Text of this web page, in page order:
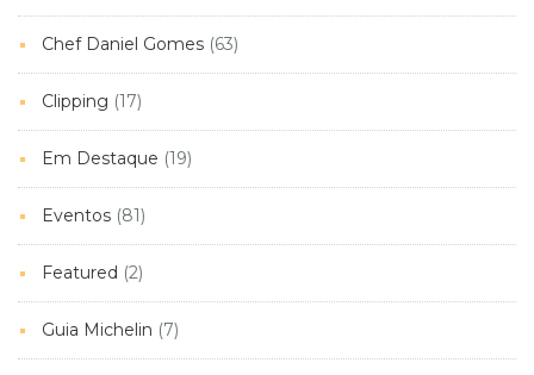
Chef Daniel Gomes (63)
Clipping (17)
Em Destaque (19)
Eventos (81)
Featured (2)
Guia Michelin (7)